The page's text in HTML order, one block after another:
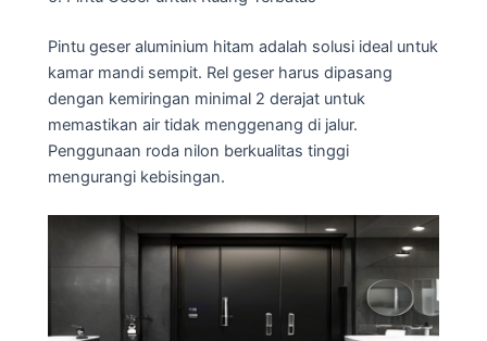
Pintu geser aluminium hitam adalah solusi ideal untuk
kamar mandi sempit. Rel geser harus dipasang
dengan kemiringan minimal 2 derajat untuk
memastikan air tidak menggenang di jalur.
Penggunaan roda nilon berkualitas tinggi
mengurangi kebisingan.